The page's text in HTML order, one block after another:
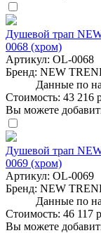
Душевой трап
0068 (хром)
Артикул: OL-0068
Бренд: NEW
Данные по
Стоимость: 43 216
Вы можете
Душевой трап
0069 (хром)
Артикул: OL-0069
Бренд: NEW
Данные по
Стоимость: 46 117
Вы можете